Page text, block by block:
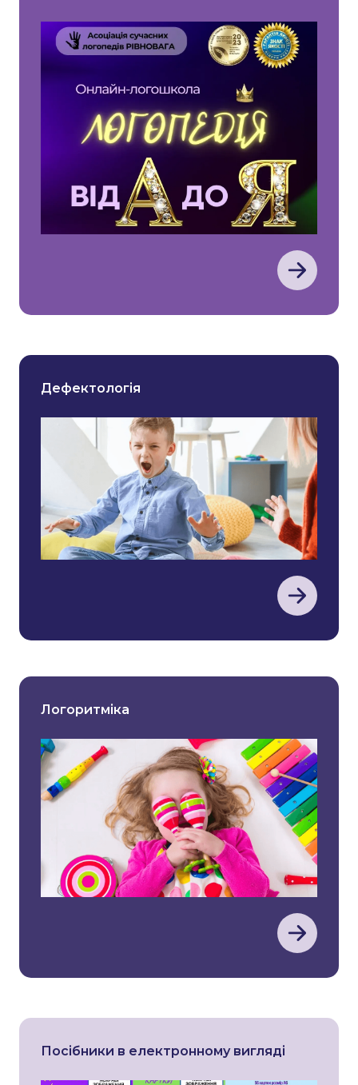
Дефектологія
Логоритміка
Посібники в електронному вигляді